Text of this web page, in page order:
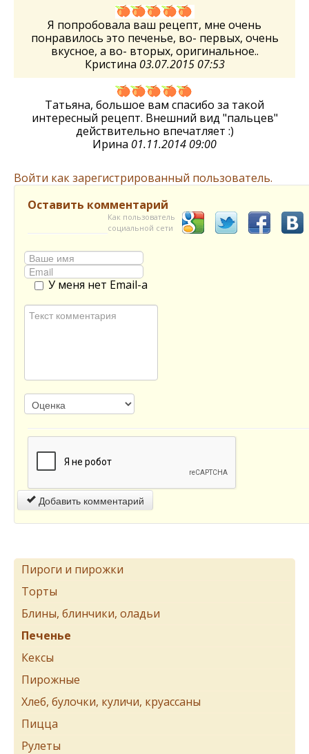
Я попробовала ваш рецепт, мне очень
понравилось это печенье, во- первых, очень
вкусное, а во- вторых, оригинальное..
Кристина 03.07.2015 07:53
Татьяна, большое вам спасибо за такой
интересный рецепт. Внешний вид "пальцев"
действительно впечатляет :)
Ирина 01.11.2014 09:00
Войти как зарегистрированный пользователь.
Оставить комментарий
Как пользователь
социальной сети
У меня нет Email-а
Добавить комментарий
Пироги и пирожки
Торты
Блины, блинчики, оладьи
Печенье
Кексы
Пирожные
Хлеб, булочки, куличи, круассаны
Пицца
Рулеты